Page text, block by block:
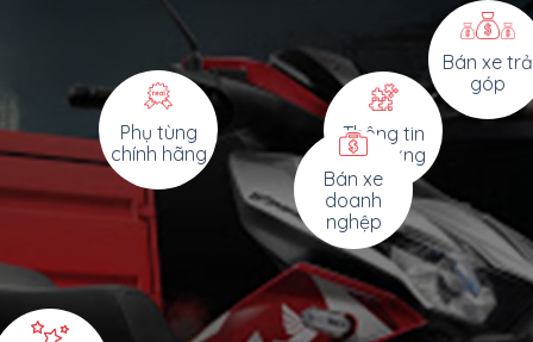
Bán xe
doanh
nghệp
Bán xe trả
góp
Phụ tùng
chính hãng
Thông tin
thị trường